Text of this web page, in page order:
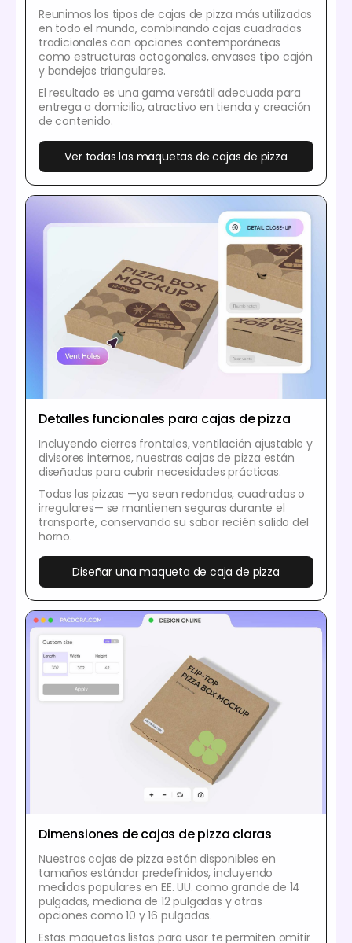
Reunimos los tipos de cajas de pizza más utilizados
en todo el mundo, combinando cajas cuadradas
tradicionales con opciones contemporáneas
como estructuras octogonales, envases tipo cajón
y bandejas triangulares.
El resultado es una gama versátil adecuada para
entrega a domicilio, atractivo en tienda y creación
de contenido.
Ver todas las maquetas de cajas de pizza
Detalles funcionales para cajas de pizza
Incluyendo cierres frontales, ventilación ajustable y
divisores internos, nuestras cajas de pizza están
diseñadas para cubrir necesidades prácticas.
Todas las pizzas —ya sean redondas, cuadradas o
irregulares— se mantienen seguras durante el
transporte, conservando su sabor recién salido del
horno.
Diseñar una maqueta de caja de pizza
Dimensiones de cajas de pizza claras
Nuestras cajas de pizza están disponibles en
tamaños estándar predefinidos, incluyendo
medidas populares en EE. UU. como grande de 14
pulgadas, mediana de 12 pulgadas y otras
opciones como 10 y 16 pulgadas.
Estas maquetas listas para usar te permiten omitir